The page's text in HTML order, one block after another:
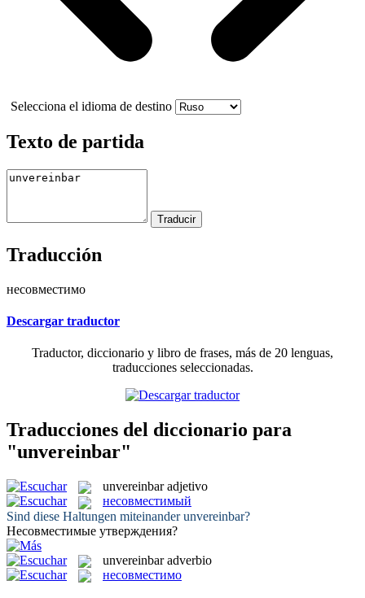
Selecciona el idioma de destino
Texto de partida
Traducción
несовместимо
Descargar traductor
Traductor, diccionario y libro de frases, más de 20 lenguas,
traducciones seleccionadas.
Traducciones del diccionario para
"unvereinbar"
unvereinbar adjetivo
несовместимый
Sind diese Haltungen miteinanderunvereinbar?
Несовместимые утверждения?
unvereinbar adverbio
несовместимо